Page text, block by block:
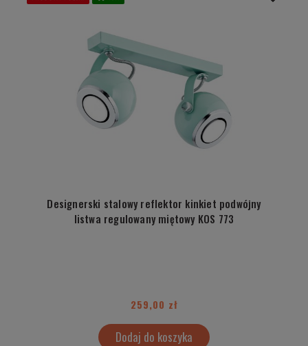
Designerski stalowy reflektor kinkiet podwójny
listwa regulowany miętowy KOS 773
259,00 zł
Dodaj do koszyka